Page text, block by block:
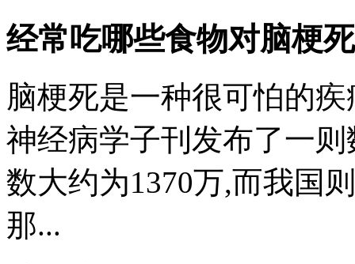
经常吃哪些食物对脑梗
脑梗死是一种很可怕的
神经病学子刊发布了一
数大约为1370万,而我国
那...